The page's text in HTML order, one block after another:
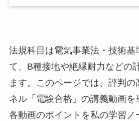
法規科目は電気事業法・技術基
て、B種接地や絶縁耐力などの
ます。このページでは、評判の
ネル「電験合格」の講義動画を
各動画のポイントを私の学習ノ